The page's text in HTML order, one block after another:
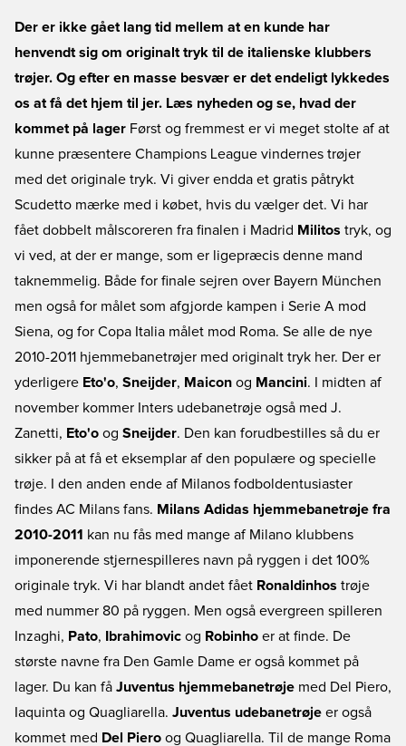
Der er ikke gået lang tid mellem at en kunde har
henvendt sig om originalt tryk til de italienske klubbers
trøjer. Og efter en masse besvær er det endeligt lykkedes
os at få det hjem til jer. Læs nyheden og se, hvad der
kommet på lager Først og fremmest er vi meget stolte af at
kunne præsentere Champions League vindernes trøjer
med det originale tryk. Vi giver endda et gratis påtrykt
Scudetto mærke med i købet, hvis du vælger det. Vi har
fået dobbelt målscoreren fra finalen i Madrid Militos tryk, og
vi ved, at der er mange, som er ligepræcis denne mand
taknemmelig. Både for finale sejren over Bayern München
men også for målet som afgjorde kampen i Serie A mod
Siena, og for Copa Italia målet mod Roma. Se alle de nye
2010-2011 hjemmebanetrøjer med originalt tryk her. Der er
yderligere Eto'o, Sneijder, Maicon og Mancini. I midten af
november kommer Inters udebanetrøje også med J.
Zanetti, Eto'o og Sneijder. Den kan forudbestilles så du er
sikker på at få et eksemplar af den populære og specielle
trøje. I den anden ende af Milanos fodboldentusiaster
findes AC Milans fans. Milans Adidas hjemmebanetrøje fra
2010-2011 kan nu fås med mange af Milano klubbens
imponerende stjernespilleres navn på ryggen i det 100%
originale tryk. Vi har blandt andet fået Ronaldinhos trøje
med nummer 80 på ryggen. Men også evergreen spilleren
Inzaghi, Pato, Ibrahimovic og Robinho er at finde. De
største navne fra Den Gamle Dame er også kommet på
lager. Du kan få Juventus hjemmebanetrøje med Del Piero,
Iaquinta og Quagliarella. Juventus udebanetrøje er også
kommet med Del Piero og Quagliarella. Til de mange Roma